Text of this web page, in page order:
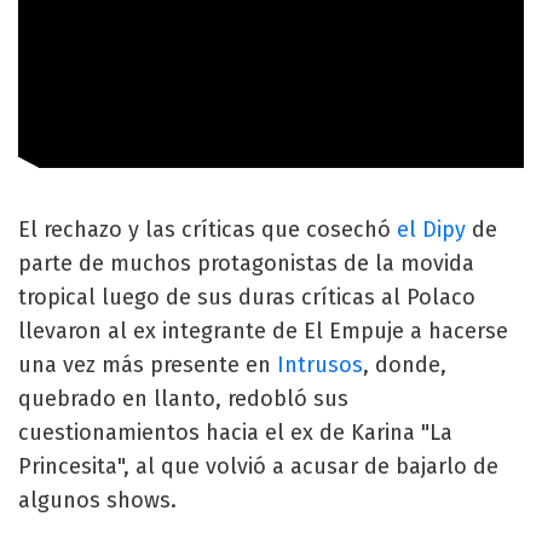
El rechazo y las críticas que cosechó el Dipy de
parte de muchos protagonistas de la movida
tropical luego de sus duras críticas al Polaco
llevaron al ex integrante de El Empuje a hacerse
una vez más presente en Intrusos, donde,
quebrado en llanto, redobló sus
cuestionamientos hacia el ex de Karina "La
Princesita", al que volvió a acusar de bajarlo de
algunos shows.